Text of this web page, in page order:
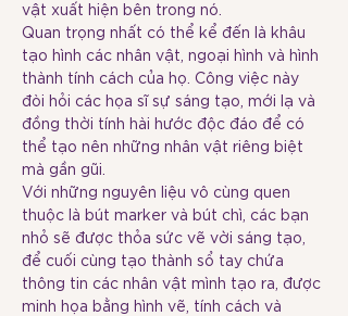
Quan trọng nhất có thể kể đến là khâu
tạo hình các nhân vật, ngoại hình và hình
thành tính cách của họ. Công việc này
đòi hỏi các họa sĩ sự sáng tạo, mới lạ và
đồng thời tính hài hước độc đáo để có
thể tạo nên những nhân vật riêng biệt
Với những nguyên liệu vô cùng quen
thuộc là bút marker và bút chì, các bạn
nhỏ sẽ được thỏa sức vẽ vời sáng tạo,
để cuối cùng tạo thành sổ tay chứa
thông tin các nhân vật mình tạo ra, được
minh họa bằng hình vẽ, tính cách và